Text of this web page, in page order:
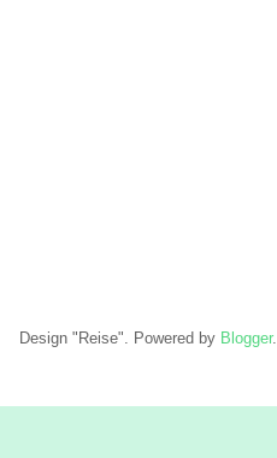
Design "Reise". Powered by Blogger.